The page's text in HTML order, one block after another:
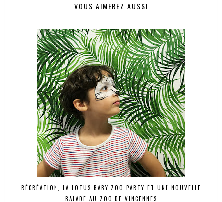
VOUS AIMEREZ AUSSI
RÉCRÉATION, LA LOTUS BABY ZOO PARTY ET UNE NOUVELLE
BALADE AU ZOO DE VINCENNES